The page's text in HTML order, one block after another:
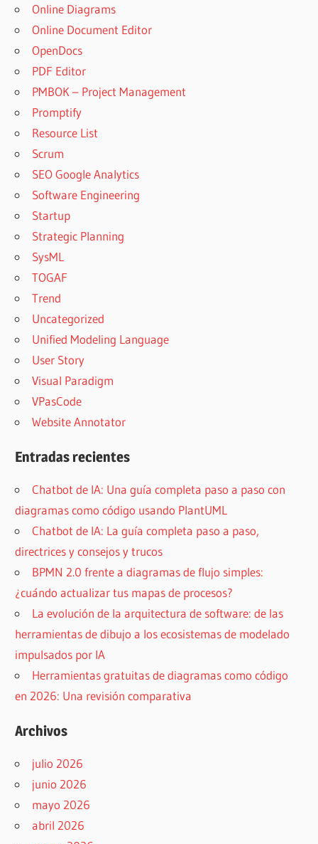
Online Diagrams
Online Document Editor
OpenDocs
PDF Editor
PMBOK – Project Management
Promptify
Resource List
Scrum
SEO Google Analytics
Software Engineering
Startup
Strategic Planning
SysML
TOGAF
Trend
Uncategorized
Unified Modeling Language
User Story
Visual Paradigm
VPasCode
Website Annotator
Entradas recientes
Chatbot de IA: Una guía completa paso a paso con
diagramas como código usando PlantUML
Chatbot de IA: La guía completa paso a paso,
directrices y consejos y trucos
BPMN 2.0 frente a diagramas de flujo simples:
¿cuándo actualizar tus mapas de procesos?
La evolución de la arquitectura de software: de las
herramientas de dibujo a los ecosistemas de modelado
impulsados por IA
Herramientas gratuitas de diagramas como código
en 2026: Una revisión comparativa
Archivos
julio 2026
junio 2026
mayo 2026
abril 2026